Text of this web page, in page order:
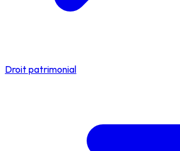
Droit patrimonial